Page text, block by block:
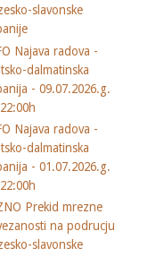
slavonske
Najava radova -
dalmatinska
- 09.07.2026.g.
Najava radova -
dalmatinska
- 01.07.2026.g.
Prekid mrezne
na podrucju
slavonske